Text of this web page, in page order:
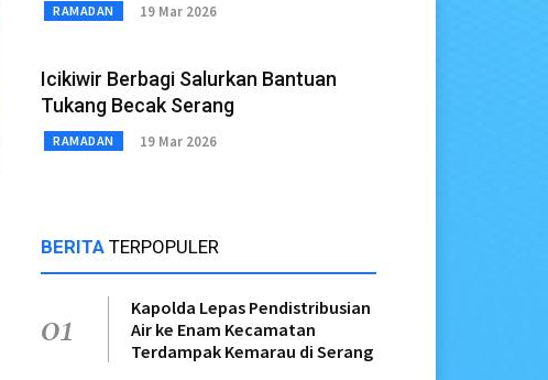
RAMADAN 19 Mar 2026
Icikiwir Berbagi Salurkan Bantuan
Tukang Becak Serang
RAMADAN 19 Mar 2026
BERITA TERPOPULER
01
Kapolda Lepas Pendistribusian
Air ke Enam Kecamatan
Terdampak Kemarau di Serang